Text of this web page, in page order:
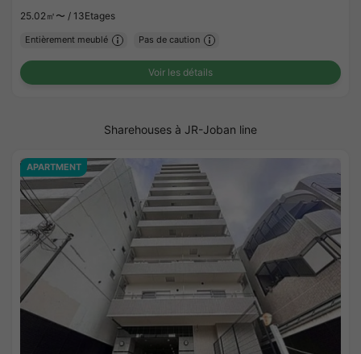
25.02㎡〜 / 13Etages
Entièrement meublé Pas de caution
Voir les détails
Sharehouses à JR-Joban line
APARTMENT